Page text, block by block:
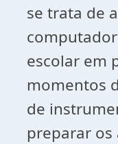
se trata de
escolar em
momentos
de
preparar